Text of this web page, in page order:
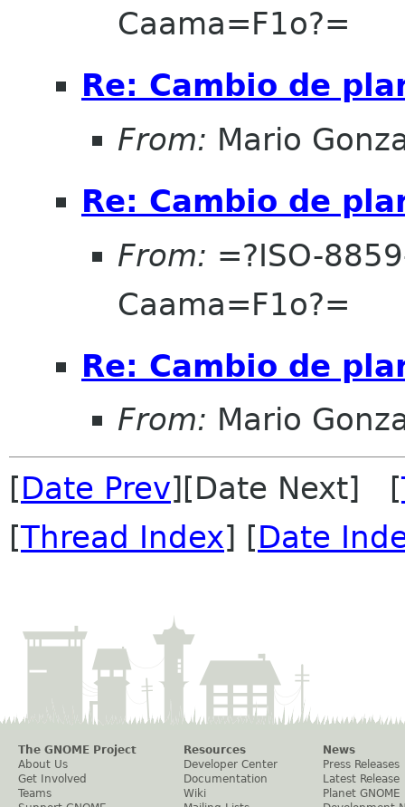
Caama=F1o?=
Re: Cambio de
From: Mario
Re: Cambio de
From: =?ISO-
Caama=F1o?=
Re: Cambio de
From: Mario
[Date Prev][Date Next] [
[Thread Index] [Date
The GNOME Project
About Us
Get Involved
Teams
Resources
Developer Center
Documentation
Wiki
News
Press Releases
Latest Release
Planet GNOME